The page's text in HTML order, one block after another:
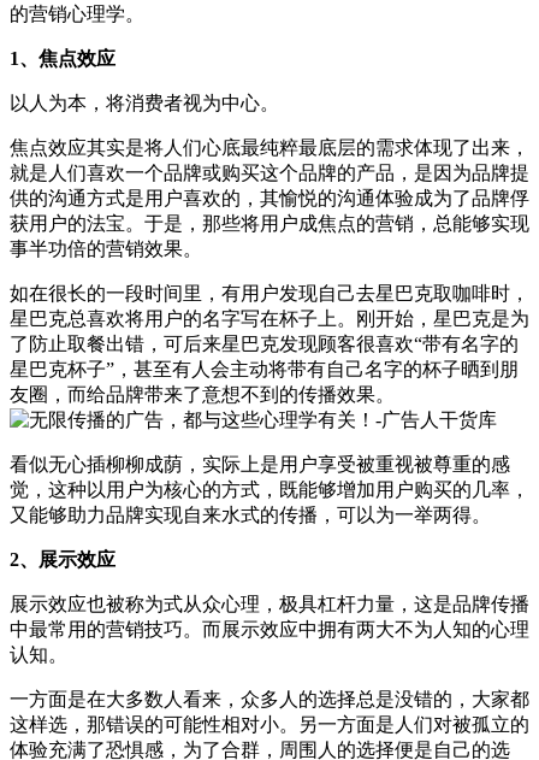
的营销心理学。
1、焦点效应
以人为本，将消费者视为中心。
焦点效应其实是将人们心底最纯粹最底层的需求体现了出来，
就是人们喜欢一个品牌或购买这个品牌的产品，是因为品牌提
供的沟通方式是用户喜欢的，其愉悦的沟通体验成为了品牌俘
获用户的法宝。于是，那些将用户成焦点的营销，总能够实现
事半功倍的营销效果。
如在很长的一段时间里，有用户发现自己去星巴克取咖啡时，
星巴克总喜欢将用户的名字写在杯子上。刚开始，星巴克是为
了防止取餐出错，可后来星巴克发现顾客很喜欢“带有名字的
星巴克杯子”，甚至有人会主动将带有自己名字的杯子晒到朋
友圈，而给品牌带来了意想不到的传播效果。
看似无心插柳柳成荫，实际上是用户享受被重视被尊重的感
觉，这种以用户为核心的方式，既能够增加用户购买的几率，
又能够助力品牌实现自来水式的传播，可以为一举两得。
2、展示效应
展示效应也被称为式从众心理，极具杠杆力量，这是品牌传播
中最常用的营销技巧。而展示效应中拥有两大不为人知的心理
认知。
一方面是在大多数人看来，众多人的选择总是没错的，大家都
这样选，那错误的可能性相对小。另一方面是人们对被孤立的
体验充满了恐惧感，为了合群，周围人的选择便是自己的选